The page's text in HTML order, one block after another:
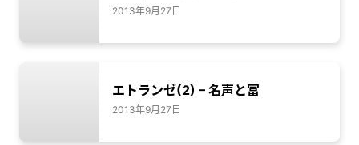
2013年9月27日
エトランゼ(2) – 名声と富
2013年9月27日